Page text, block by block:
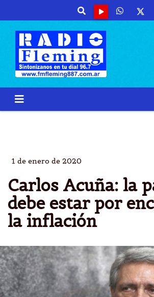
1 de enero de 2020
Carlos Acuña: la
debe estar por
la inflación